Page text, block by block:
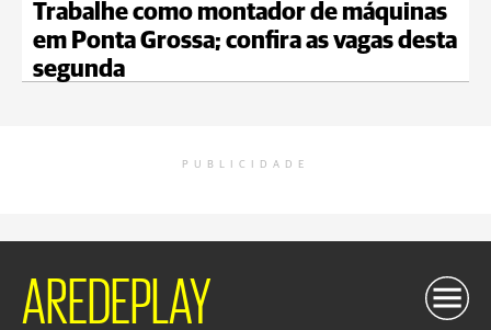
Trabalhe como montador de máquinas
em Ponta Grossa; confira as vagas desta
segunda
PUBLICIDADE
AREDEPLAY